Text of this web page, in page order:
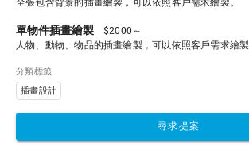
全張包含背景的插畫繪製，可以依照客戶需求繪製。
單物件插畫繪製
$2000～
人物、動物、物品的插畫繪製，可以依照客戶需求繪製
分類標籤
插畫設計
尋求提案